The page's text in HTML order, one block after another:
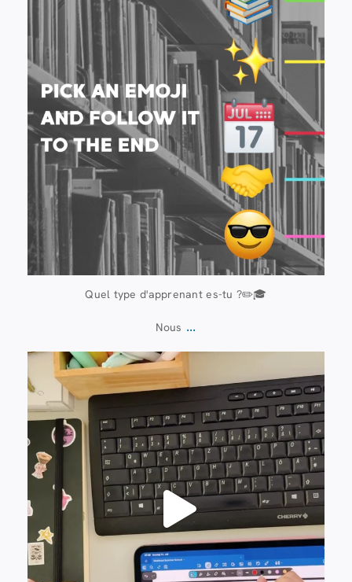
Quel type d'apprenant es-tu ?✏️🎓
Nous ...
13 juillet
61